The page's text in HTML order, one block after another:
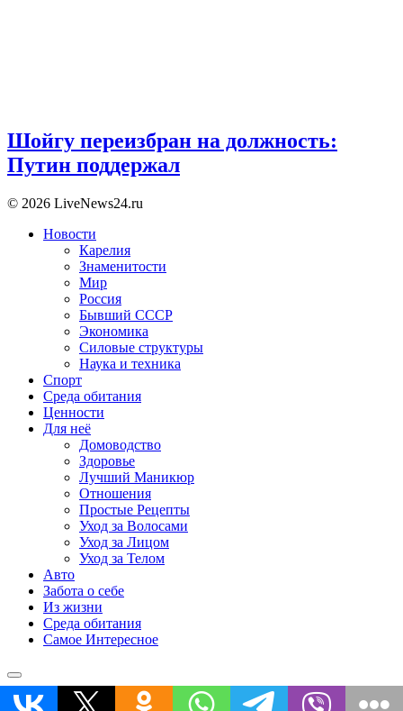
Шойгу переизбран на должность:
Путин поддержал
© 2026 LiveNews24.ru
Новости
Карелия
Знаменитости
Мир
Россия
Бывший СССР
Экономика
Силовые структуры
Наука и техника
Спорт
Среда обитания
Ценности
Для неё
Домоводство
Здоровье
Лучший Маникюр
Отношения
Простые Рецепты
Уход за Волосами
Уход за Лицом
Уход за Телом
Авто
Забота о себе
Из жизни
Среда обитания
Самое Интересное